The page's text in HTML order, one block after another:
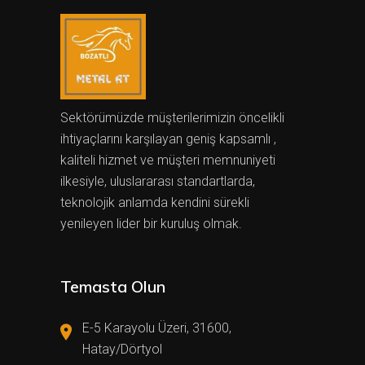
Sektörümüzde müşterilerimizin öncelikli
ihtiyaçlarını karşılayan geniş kapsamlı ,
kaliteli hizmet ve müşteri memnuniyeti
ilkesiyle, uluslararası standartlarda,
teknolojik anlamda kendini sürekli
yenileyen lider bir kuruluş olmak.
Temasta Olun
E-5 Karayolu Üzeri, 31600,
Hatay/Dörtyol